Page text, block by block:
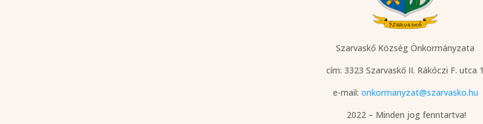
Szarvaskő Község Önkormányzata
cím: 3323 Szarvaskő II. Rákóczi F. utca 1
e-mail: onkormanyzat@szarvasko.hu
2022 – Minden jog fenntartva!